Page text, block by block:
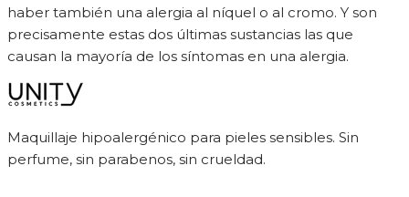
haber también una alergia al níquel o al cromo. Y son
precisamente estas dos últimas sustancias las que
causan la mayoría de los síntomas en una alergia.
Maquillaje hipoalergénico para pieles sensibles. Sin
perfume, sin parabenos, sin crueldad.